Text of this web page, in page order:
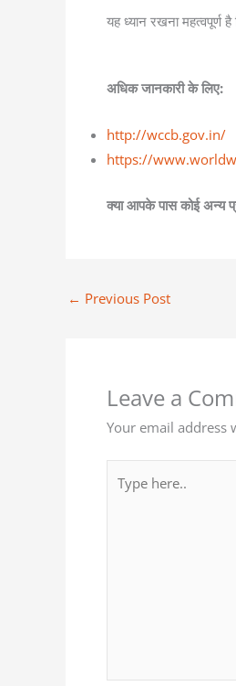
यह ध्यान रखना महत्वपूर्ण
अधिक जानकारी के लिए:
http://wccb.gov.in/
https://
क्या आपके पास कोई अन्य
← Previous Post
Leave a
Your email address
here..